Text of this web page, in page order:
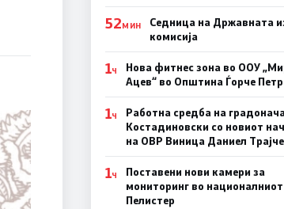
52МИН
Седница на Државната
комисија
1Ч
Нова фитнес зона во ООУ
Ацев“ во Општина Ѓорче
1Ч
Работна средба на
Костадиновски со новиот
на ОВР Виница Даниел
1Ч
Поставени нови камери за
мониторинг во
Пелистер